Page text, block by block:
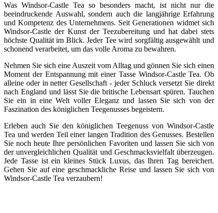
Was Windsor-Castle Tea so besonders macht, ist nicht nur die
beeindruckende Auswahl, sondern auch die langjährige Erfahrung
und Kompetenz des Unternehmens. Seit Generationen widmet sich
Windsor-Castle der Kunst der Teezubereitung und hat dabei stets
höchste Qualität im Blick. Jeder Tee wird sorgfältig ausgewählt und
schonend verarbeitet, um das volle Aroma zu bewahren.
Nehmen Sie sich eine Auszeit vom Alltag und gönnen Sie sich einen
Moment der Entspannung mit einer Tasse Windsor-Castle Tea. Ob
alleine oder in netter Gesellschaft - jeder Schluck versetzt Sie direkt
nach England und lässt Sie die britische Lebensart spüren. Tauchen
Sie ein in eine Welt voller Eleganz und lassen Sie sich von der
Faszination des königlichen Teegenusses begeistern.
Erleben auch Sie den königlichen Teegenuss von Windsor-Castle
Tea und werden Teil einer langen Tradition des Genusses. Bestellen
Sie noch heute Ihre persönlichen Favoriten und lassen Sie sich von
der unvergleichlichen Qualität und Geschmacksvielfalt überzeugen.
Jede Tasse ist ein kleines Stück Luxus, das Ihren Tag bereichert.
Gehen Sie auf eine geschmackliche Reise und lassen Sie sich von
Windsor-Castle Tea verzaubern!